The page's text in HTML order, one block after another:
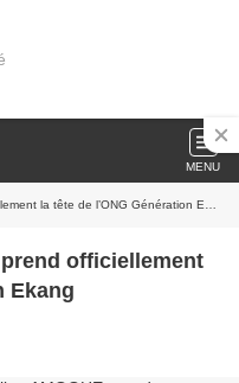
MENU
la tête de l’ONG Génération Ekang
officiellement
Ekang